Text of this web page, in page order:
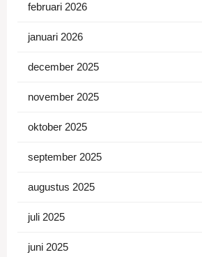
februari 2026
januari 2026
december 2025
november 2025
oktober 2025
september 2025
augustus 2025
juli 2025
juni 2025